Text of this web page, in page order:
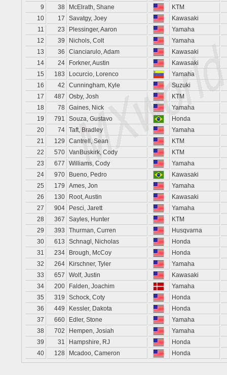
9
38 McElrath, Shane
KTM
10
17 Savatgy, Joey
Kawasaki
11
23 Plessinger, Aaron
Yamaha
12
39 Nichols, Colt
Yamaha
13
36 Cianciarulo, Adam
Kawasaki
14
24 Forkner, Austin
Kawasaki
15
183 Locurcio, Lorenco
Yamaha
16
42 Cunningham, Kyle
Suzuki
17
487 Osby, Josh
KTM
18
78 Gaines, Nick
Yamaha
19
791 Souza, Gustavo
Honda
20
74 Taft, Bradley
Yamaha
21
129 Cantrell, Sean
KTM
22
570 VanBuskirk, Cody
KTM
23
677 Williams, Cody
Yamaha
24
970 Bueno, Pedro
Kawasaki
25
179 Ames, Jon
Yamaha
26
130 Root, Austin
Kawasaki
27
904 Pesci, Jarett
Yamaha
28
367 Sayles, Hunter
KTM
29
393 Thurman, Curren
Husqvarna
30
613 Schnagl, Nicholas
Honda
31
234 Brough, McCoy
Honda
32
264 Kirschner, Tyler
Yamaha
33
657 Wolf, Justin
Kawasaki
34
200 Falden, Joachim
Yamaha
35
319 Schock, Coty
Honda
36
449 Kessler, Dakota
Honda
37
660 Edler, Stone
Yamaha
38
702 Hempen, Josiah
Yamaha
39
31 Hampshire, RJ
Honda
40
128 Mcadoo, Cameron Honda